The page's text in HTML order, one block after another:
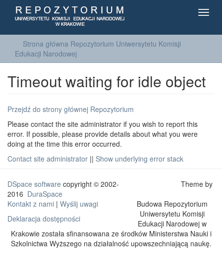
Strona główna Repozytorium Uniwersytetu Komisji
Edukacji Narodowej
Timeout waiting for idle object
Przejdź do strony głównej Repozytorium
Please contact the site administrator if you wish to report this
error. If possible, please provide details about what you were
doing at the time this error occurred.
Contact site administrator || Show underlying error stack
DSpace software copyright © 2002-
2016 DuraSpace
Kontakt z nami | Wyślij uwagi
Deklaracja dostępności
Theme by
Budowa Repozytorium
Uniwersytetu Komisji
Edukacji Narodowej w
Krakowie została sfinansowana ze środków Ministerstwa Nauki i
Szkolnictwa Wyższego na działalność upowszechniającą naukę.